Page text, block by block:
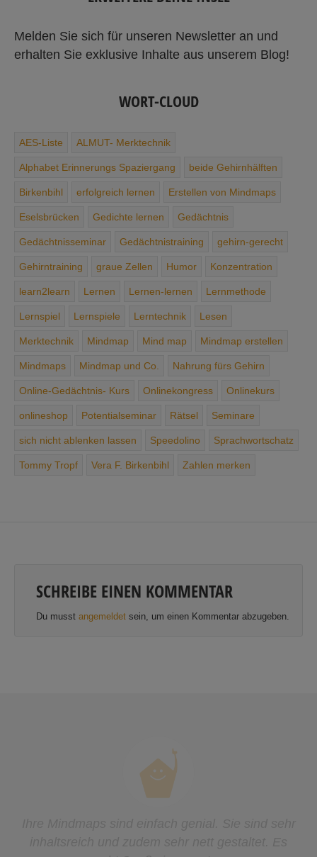
Melden Sie sich für unseren Newsletter an und
erhalten Sie exklusive Inhalte aus unserem Blog!
WORT-CLOUD
AES-Liste ALMUT- Merktechnik
Alphabet ­Erinnerungs ­Spaziergang beide Gehirnhälften
Birkenbihl erfolgreich lernen Erstellen von Mindmaps
Eselsbrücken Gedichte ­lernen Gedächtnis
Gedächtnisseminar Gedächtnis­training gehirn-gerecht
Gehirntraining graue Zellen Humor Konzentration
learn2learn Lernen Lernen-lernen Lernmethode
Lernspiel Lernspiele Lerntechnik Lesen
Merktechnik Mindmap Mind map Mindmap erstellen
Mindmaps Mindmap und Co. Nahrung ­fürs ­Gehirn
Online-Gedächtnis- Kurs Onlinekongress Onlinekurs
onlineshop Potentialseminar Rätsel Seminare
sich ­nicht ­ablenken ­lassen Speedolino Sprachwortschatz
Tommy Tropf Vera F. Birkenbihl Zahlen merken
SCHREIBE EINEN KOMMENTAR
Du musst angemeldet sein, um einen Kommentar abzugeben.